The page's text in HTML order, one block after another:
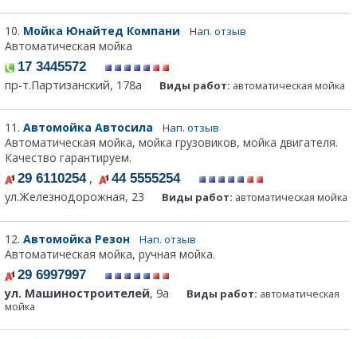
10. Мойка Юнайтед Компани Нап. отзыв
Автоматическая мойка
17 3445572
пр-т.Партизанский, 178а
Виды работ: автоматическая мойка
11. Автомойка Автосила Нап. отзыв
Автоматическая мойка, мойка грузовиков, мойка двигателя.
Качество гарантируем.
29 6110254,
44 5555254
ул.Железнодорожная, 23
Виды работ: автоматическая мойка
12. Автомойка Резон Нап. отзыв
Автоматическая мойка, ручная мойка.
29 6997997
ул. Машиностроителей, 9а Виды работ: автоматическая
мойка